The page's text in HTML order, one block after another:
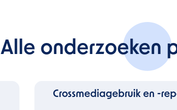
Alle onderzoeken
Crossmediagebruik en -